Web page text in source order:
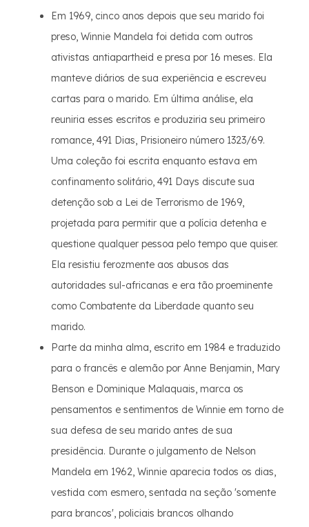
Em 1969, cinco anos depois que seu marido foi
preso, Winnie Mandela foi detida com outros
ativistas antiapartheid e presa por 16 meses. Ela
manteve diários de sua experiência e escreveu
cartas para o marido. Em última análise, ela
reuniria esses escritos e produziria seu primeiro
romance, 491 Dias, Prisioneiro número 1323/69.
Uma coleção foi escrita enquanto estava em
confinamento solitário, 491 Days discute sua
detenção sob a Lei de Terrorismo de 1969,
projetada para permitir que a polícia detenha e
questione qualquer pessoa pelo tempo que quiser.
Ela resistiu ferozmente aos abusos das
autoridades sul-africanas e era tão proeminente
como Combatente da Liberdade quanto seu
marido.
Parte da minha alma, escrito em 1984 e traduzido
para o francês e alemão por Anne Benjamin, Mary
Benson e Dominique Malaquais, marca os
pensamentos e sentimentos de Winnie em torno de
sua defesa de seu marido antes de sua
presidência. Durante o julgamento de Nelson
Mandela em 1962, Winnie aparecia todos os dias,
vestida com esmero, sentada na seção 'somente
para brancos', policiais brancos olhando